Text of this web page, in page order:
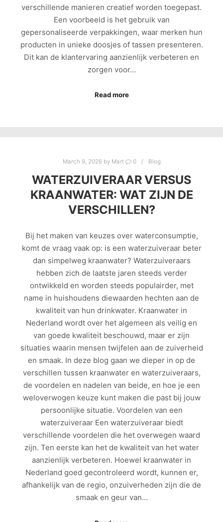
verschillende manieren creatief worden toegepast.
Een voorbeeld is het gebruik van
gepersonaliseerde verpakkingen, waar merken hun
producten in unieke doosjes of tassen presenteren.
Dit kan de klantervaring aanzienlijk verbeteren en
zorgen voor…
Read more
March 9, 2026by Mart 0 Blog
WATERZUIVERAAR VERSUS
KRAANWATER: WAT ZIJN DE
VERSCHILLEN?
Bij het maken van keuzes over waterconsumptie,
komt de vraag vaak op: is een waterzuiveraar beter
dan simpelweg kraanwater? Waterzuiveraars
hebben zich de laatste jaren steeds verder
ontwikkeld en worden steeds populairder, met
name in huishoudens diewaarden hechten aan de
kwaliteit van hun drinkwater. Kraanwater in
Nederland wordt over het algemeen als veilig en
van goede kwaliteit beschouwd, maar er zijn
situaties waarin mensen twijfelen aan de zuiverheid
en smaak. In deze blog gaan we dieper in op de
verschillen tussen kraanwater en waterzuiveraars,
de voordelen en nadelen van beide, en hoe je een
weloverwogen keuze kunt maken die past bij jouw
persoonlijke situatie. Voordelen van een
waterzuiveraar Een waterzuiveraar biedt
verschillende voordelen die het overwegen waard
zijn. Ten eerste kan het de kwaliteit van het water
aanzienlijk verbeteren. Hoewel kraanwater in
Nederland goed gecontroleerd wordt, kunnen er,
afhankelijk van de regio, onzuiverheden zijn die de
smaak en geur van…